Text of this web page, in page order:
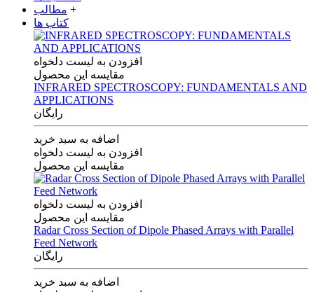
مطالب +
کتاب ها
افزودن به لیست دلخواه
مقایسه این محصول
INFRARED SPECTROSCOPY: FUNDAMENTALS AND
APPLICATIONS
رایگان
اضافه به سبد خرید
افزودن به لیست دلخواه
مقایسه این محصول
افزودن به لیست دلخواه
مقایسه این محصول
Radar Cross Section of Dipole Phased Arrays with Parallel
Feed Network
رایگان
اضافه به سبد خرید